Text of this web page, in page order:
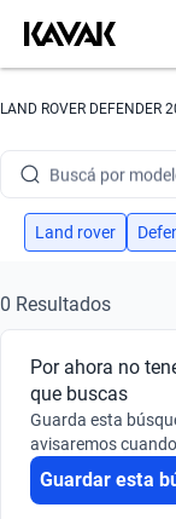
LAND ROVER DEFENDER
Buscá por
Buscá por
Buscá por marca
Buscá por modelo
Buscá por
Land rover
0 Resultados
Por ahora no
que buscas
Guarda esta
avisaremos
Guardar esta